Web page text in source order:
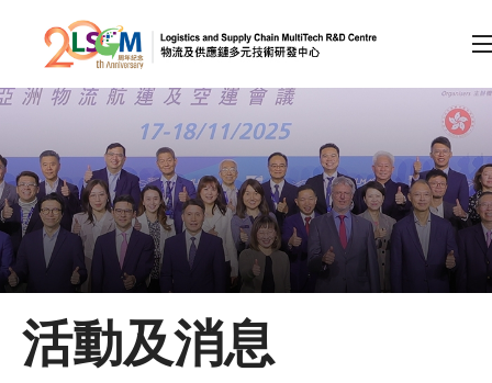
跳到內容（按回車鍵）
會員登入
A A EN 繁 简
主頁
關於LSCM
活動及消息